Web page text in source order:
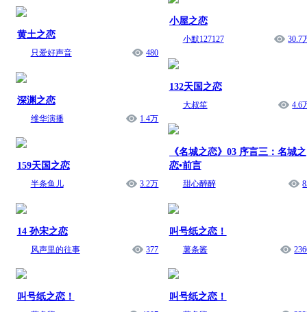
黄土之恋
只爱好声音 480
深渊之恋
维华演播 1.4万
159天国之恋
半条鱼儿 3.2万
14 孙宋之恋
风声里的往事 377
叫号纸之恋！
小屋之恋
小默127127 30.7
132天国之恋
大叔笙 4.6
《名城之恋》03 序言三：名城之
恋•前言
甜心醉醉
叫号纸之恋！
薯条酱
叫号纸之恋！